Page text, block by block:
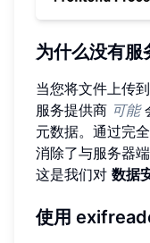
为什么没有服
当您将文件上传
服务提供商 可能
元数据。通过完
消除了与服务器
这是我们对 数据
使用